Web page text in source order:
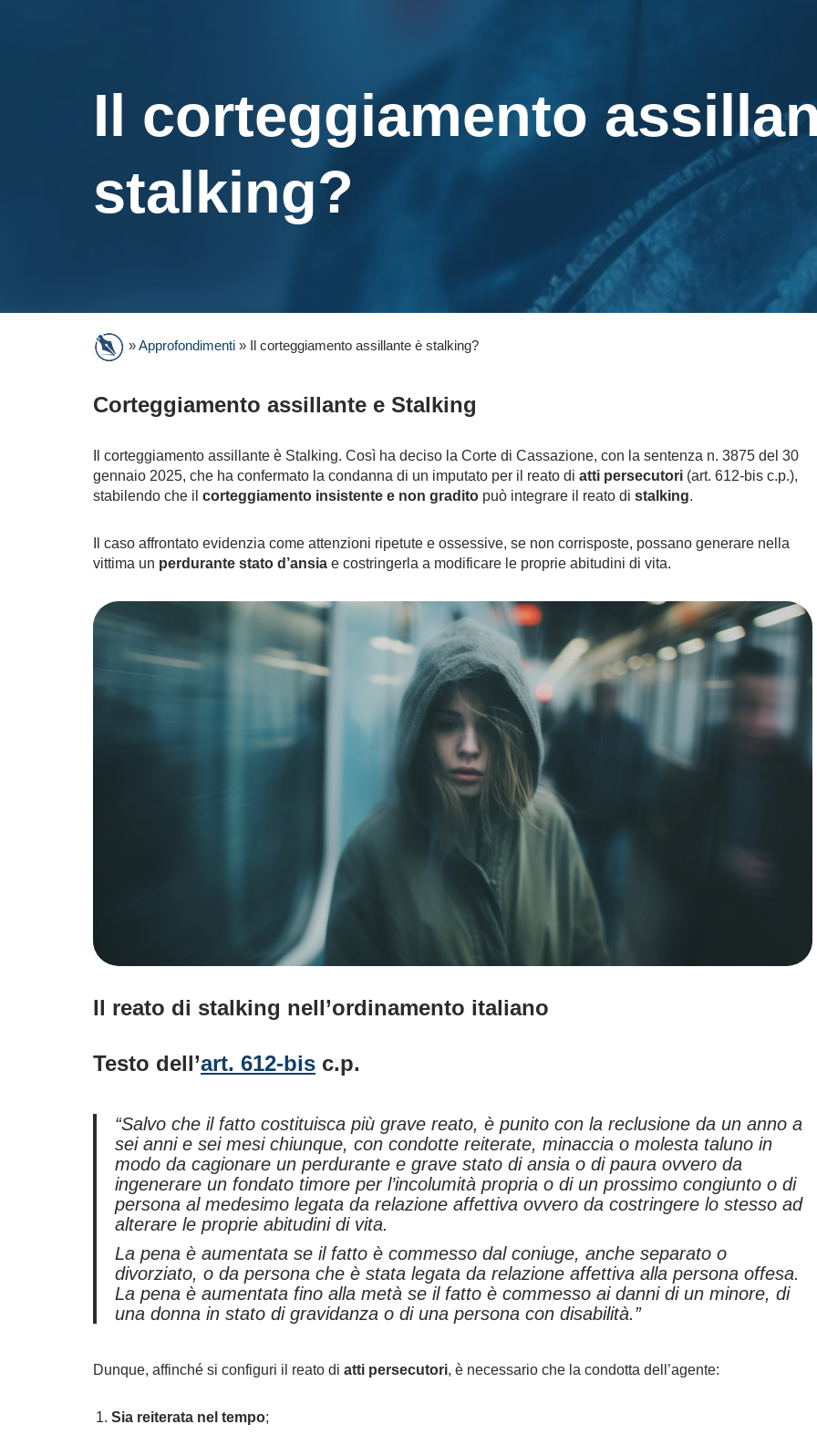
Il corteggiamento
stalking?
»Approfondimenti » Il corteggiamento assillante è stalking?
Corteggiamento assillante e Stalking
Il corteggiamento assillante è Stalking. Così ha deciso la Corte di Cassazione, con la sentenza n. 3875 del 30
gennaio 2025, che ha confermato la condanna di un imputato per il reato di atti persecutori (art. 612-bis c.p.),
stabilendo che il corteggiamento insistente e non gradito può integrare il reato di stalking.
Il caso affrontato evidenzia come attenzioni ripetute e ossessive, se non corrisposte, possano generare nella
vittima un perdurante stato d’ansia e costringerla a modificare le proprie abitudini di vita.
Il reato di stalking nell’ordinamento italiano
Testo dell’art. 612-bis c.p.
“Salvo che il fatto costituisca più grave reato, è punito con la reclusione da un anno a
sei anni e sei mesi chiunque, con condotte reiterate, minaccia o molesta taluno in
modo da cagionare un perdurante e grave stato di ansia o di paura ovvero da
ingenerare un fondato timore per l’incolumità propria o di un prossimo congiunto o di
persona al medesimo legata da relazione affettiva ovvero da costringere lo stesso ad
alterare le proprie abitudini di vita.
La pena è aumentata se il fatto è commesso dal coniuge, anche separato o
divorziato, o da persona che è stata legata da relazione affettiva alla persona offesa.
La pena è aumentata fino alla metà se il fatto è commesso ai danni di un minore, di
una donna in stato di gravidanza o di una persona con disabilità.”
Dunque, affinché si configuri il reato di atti persecutori, è necessario che la condotta dell’agente:
Sia reiterata nel tempo;